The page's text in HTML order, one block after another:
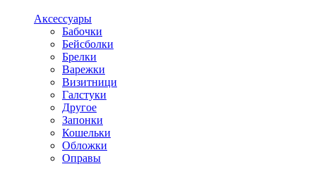
Аксессуары
Бабочки
Бейсболки
Брелки
Варежки
Визитници
Галстуки
Другое
Запонки
Кошельки
Обложки
Оправы